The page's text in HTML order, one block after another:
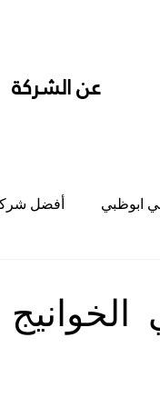
عن الشركة
ابوظبي أفضل
ابوظبي